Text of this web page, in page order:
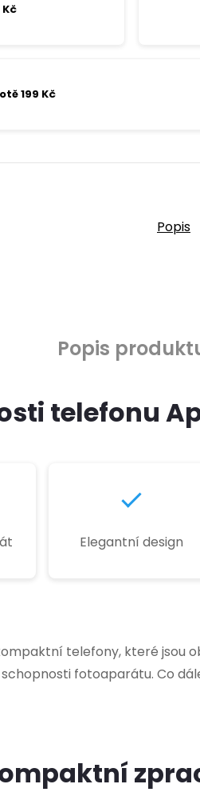
199 Kč
Popis
Popis
telefonu
Elegantní design
telefony, které
fotoaparátu. Co